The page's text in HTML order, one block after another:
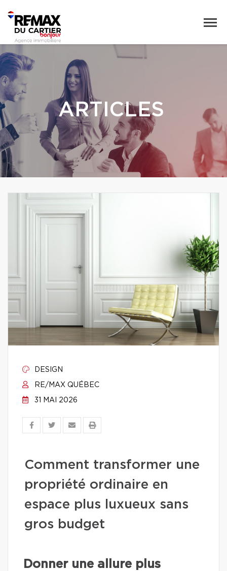
ARTICLES
DESIGN
RE/MAX QUÉBEC
31 MAI 2026
Comment transformer une
propriété ordinaire en
espace plus luxueux sans
gros budget
Donner une allure plus